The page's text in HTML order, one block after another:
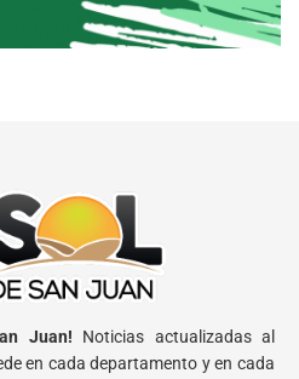
Juan! Noticias actualizadas al
en cada departamento y en cada